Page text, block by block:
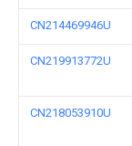
CN214469946U
CN219913772U
CN218053910U